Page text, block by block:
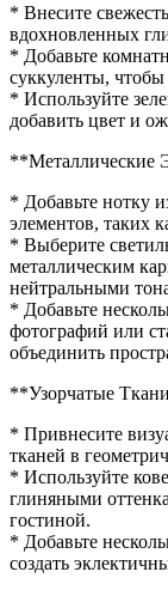
* Внесите
вдохновленных
* Добавьте
суккуленты,
* Используйте
добавить цвет и
**Металлические
* Добавьте нотку
элементов, таких
* Выберите
металлическим
нейтральными
* Добавьте
фотографий или
объединить
**Узорчатые
* Привнесите
тканей в
* Используйте
глиняными
гостиной.
* Добавьте
создать